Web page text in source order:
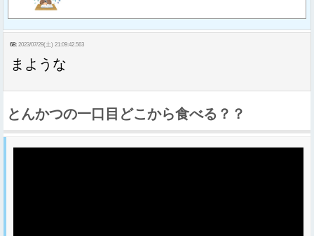
68: 2023/07/29(土) 21:09:42.563
まような
とんかつの一口目どこから食べる？？